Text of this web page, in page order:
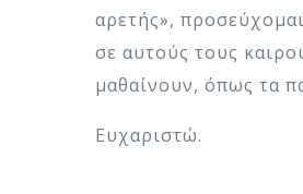
αρετής»,
σε αυτούς τους
μαθαίνουν, όπως τα
Ευχαριστώ.